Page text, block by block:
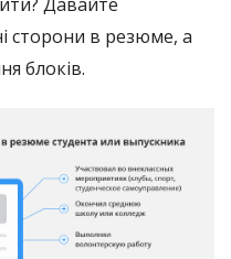
сторони в резюме, а
блоків.